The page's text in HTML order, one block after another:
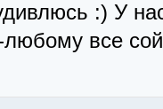
:) У
любому все